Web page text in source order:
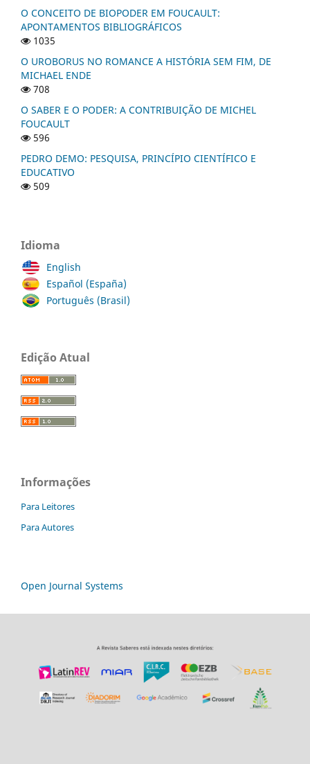
O CONCEITO DE BIOPODER EM FOUCAULT:
APONTAMENTOS BIBLIOGRÁFICOS
1035
O UROBORUS NO ROMANCE A HISTÓRIA SEM FIM, DE
MICHAEL ENDE
708
O SABER E O PODER: A CONTRIBUIÇÃO DE MICHEL
FOUCAULT
596
PEDRO DEMO: PESQUISA, PRINCÍPIO CIENTÍFICO E
EDUCATIVO
509
Idioma
English
Español (España)
Português (Brasil)
Edição Atual
Informações
Para Leitores
Para Autores
Open Journal Systems